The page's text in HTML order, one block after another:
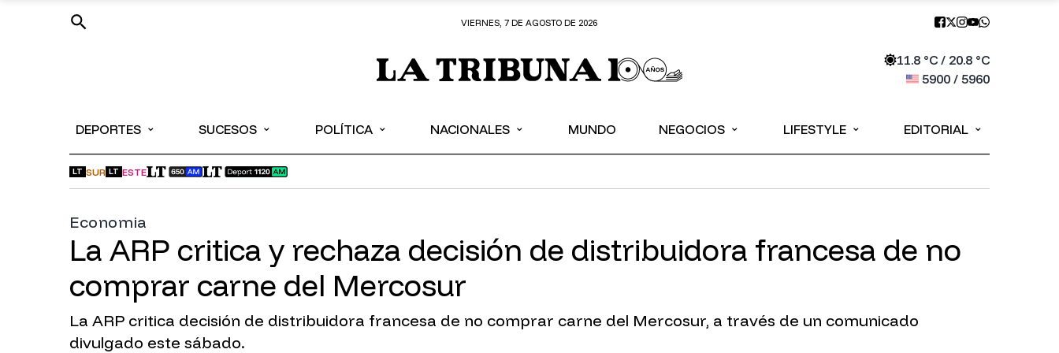
VIERNES, 7 DE AGOSTO DE 2026
11.8°C / 20.8°C
5900/ 5960
DEPORTES ⌄ SUCESOS ⌄ POLÍTICA ⌄ NACIONALES ⌄ MUNDO NEGOCIOS ⌄ LIFESTYLE ⌄ EDITORIAL ⌄
LT SUR LT ESTE
Economia
La ARP critica y rechaza decisión de distribuidora francesa de no
comprar carne del Mercosur
La ARP critica decisión de distribuidora francesa de no comprar carne del Mercosur, a través de un comunicado
divulgado este sábado.